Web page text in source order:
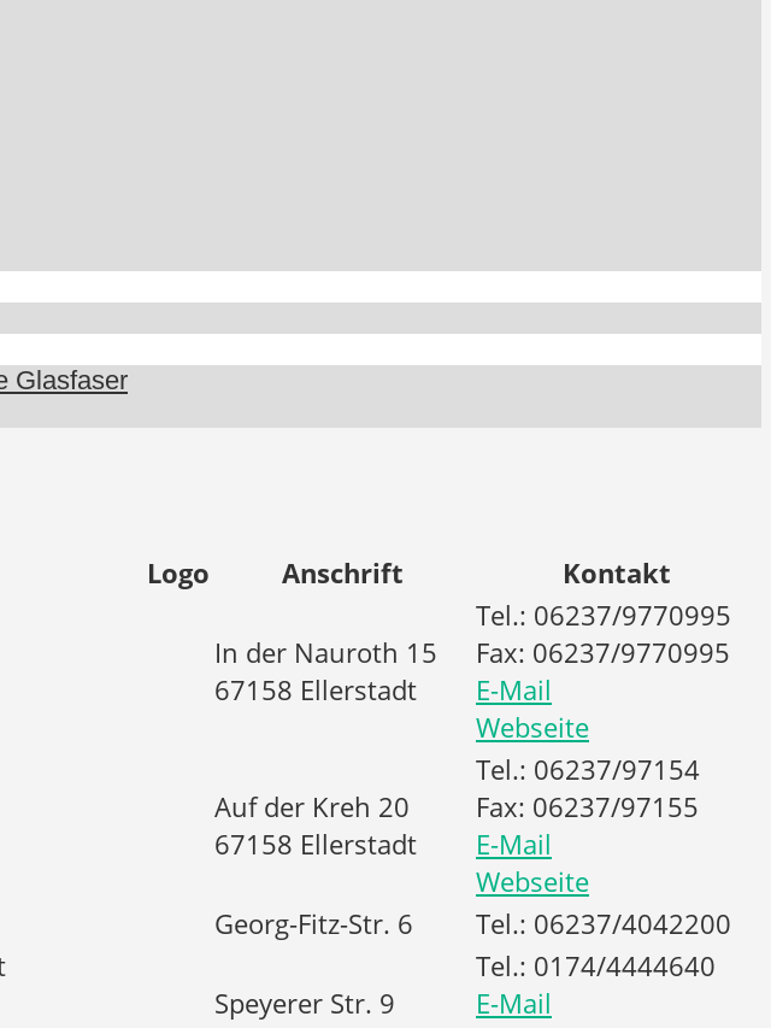
Glasfaser
Logo Anschrift Kontakt
In der Nauroth 15
67158 Ellerstadt
Tel.: 06237/9770995
Fax: 06237/9770995
E-Mail
Webseite
Auf der Kreh 20
67158 Ellerstadt
Tel.: 06237/97154
Fax: 06237/97155
E-Mail
Webseite
Georg-Fitz-Str. 6
Tel.: 06237/4042200
Speyerer Str. 9
Tel.: 0174/4444640
E-Mail